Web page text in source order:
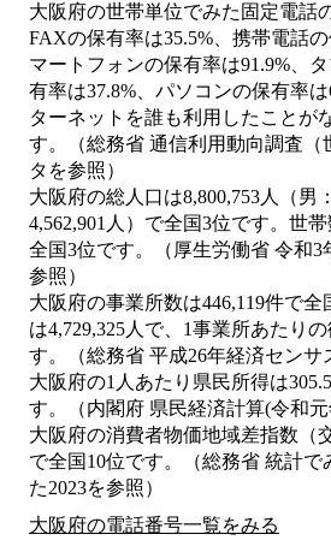
大阪府の世帯単位でみた固定電話
FAXの保有率は35.5%、携帯電話
マートフォンの保有率は91.9%、
有率は37.8%、パソコンの保有率
ターネットを誰も利用したことが
す。（総務省 通信利用動向調査（
タを参照）
大阪府の総人口は8,800,753人（男
4,562,901人）で全国3位です。世
全国3位です。（厚生労働省 令和3
参照）
大阪府の事業所数は446,119件で
は4,729,325人で、1事業所あたり
す。（総務省 平成26年経済センサ
大阪府の1人あたり県民所得は
す。（内閣府 県民経済計算(令和元
大阪府の消費者物価地域差指数（
で全国10位です。（総務省 統計
た2023を参照）
大阪府の電話番号一覧をみる